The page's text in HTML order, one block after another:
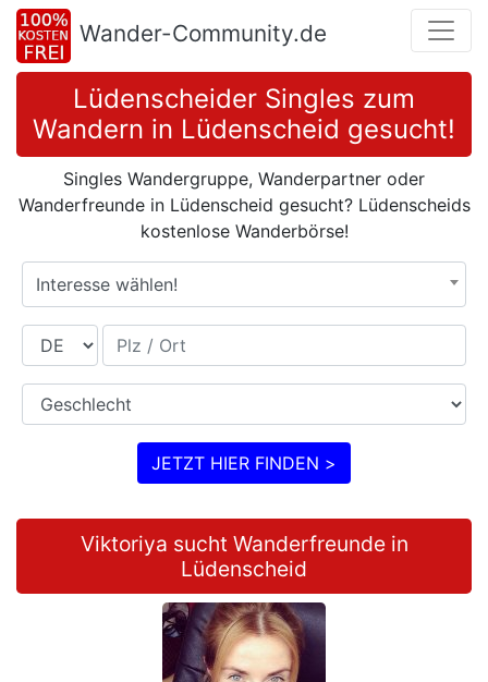
Wander-Community.de
Lüdenscheider Singles zum
Wandern in Lüdenscheid gesucht!
Singles Wandergruppe, Wanderpartner oder
Wanderfreunde in Lüdenscheid gesucht? Lüdenscheids
kostenlose Wanderbörse!
Interesse wählen!
Land Plz / Ort
Geschlecht
JETZT HIER FINDEN >
Viktoriya sucht Wanderfreunde in
Lüdenscheid